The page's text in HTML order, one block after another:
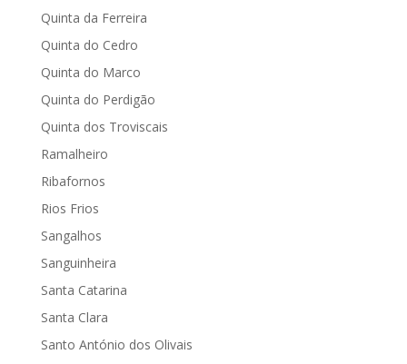
Quinta da Ferreira
Quinta do Cedro
Quinta do Marco
Quinta do Perdigão
Quinta dos Troviscais
Ramalheiro
Ribafornos
Rios Frios
Sangalhos
Sanguinheira
Santa Catarina
Santa Clara
Santo António dos Olivais